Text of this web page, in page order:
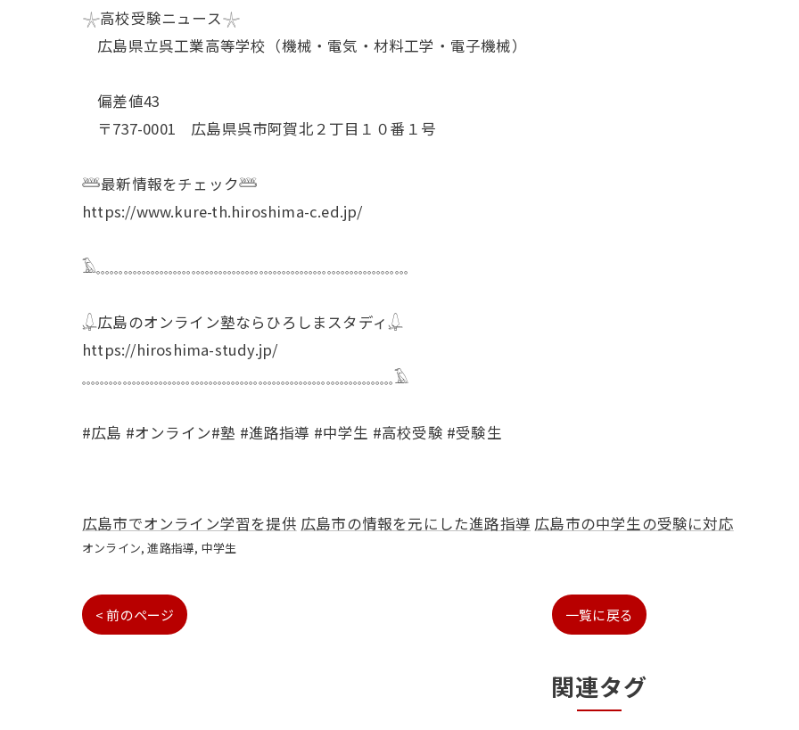
𓇼高校受験ニュース𓇼
広島県立呉工業高等学校（機械・電気・材料工学・電子機械）
偏差値43
〒737-0001 広島県呉市阿賀北２丁目１０番１号
𓆷最新情報をチェック𓆷
https://www.kure-th.hiroshima-c.ed.jp/
𓄿𓈓𓈓𓈓𓈓𓈓𓈓𓈓𓈓𓈓𓈓𓈓𓈓𓈓𓈓𓈓𓈓𓈓𓈓𓈓𓈓𓈓𓈓𓈓
𓆮広島のオンライン塾ならひろしまスタディ𓆮
https://hiroshima-study.jp/
𓈓𓈓𓈓𓈓𓈓𓈓𓈓𓈓𓈓𓈓𓈓𓈓𓈓𓈓𓈓𓈓𓈓𓈓𓈓𓈓𓈓𓈓𓈓𓄿
#広島 #オンライン#塾 #進路指導 #中学生 #高校受験 #受験生
広島市でオンライン学習を提供 広島市の情報を元にした進路指導 広島市の中学生の受験に対応
オンライン 進路指導 中学生
< 前のページ 一覧に戻る
関連タグ